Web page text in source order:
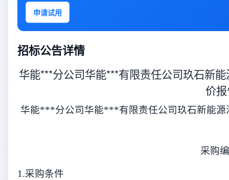
申请试用
招标公告详情
华能***分公司华能***有限责任公司玖石新
价
华能***分公司华能***有限责任公司玖石新能源
采购
1.采购条件